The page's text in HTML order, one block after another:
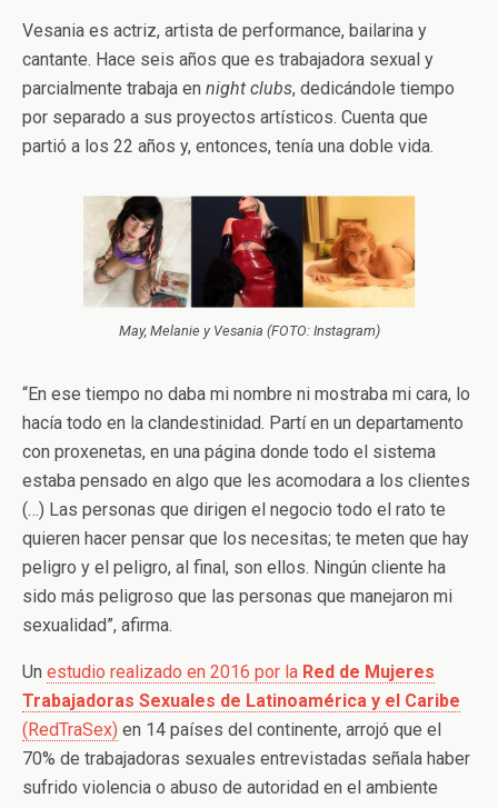
Vesania es actriz, artista de performance, bailarina y
cantante. Hace seis años que es trabajadora sexual y
parcialmente trabaja en night clubs, dedicándole tiempo
por separado a sus proyectos artísticos. Cuenta que
partió a los 22 años y, entonces, tenía una doble vida.
May, Melanie y Vesania (FOTO: Instagram)
“En ese tiempo no daba mi nombre ni mostraba mi cara, lo
hacía todo en la clandestinidad. Partí en un departamento
con proxenetas, en una página donde todo el sistema
estaba pensado en algo que les acomodara a los clientes
(…) Las personas que dirigen el negocio todo el rato te
quieren hacer pensar que los necesitas; te meten que hay
peligro y el peligro, al final, son ellos. Ningún cliente ha
sido más peligroso que las personas que manejaron mi
sexualidad”, afirma.
Un estudio realizado en 2016 por la Red de Mujeres
Trabajadoras Sexuales de Latinoamérica y el Caribe
(RedTraSex) en 14 países del continente, arrojó que el
70% de trabajadoras sexuales entrevistadas señala haber
sufrido violencia o abuso de autoridad en el ambiente